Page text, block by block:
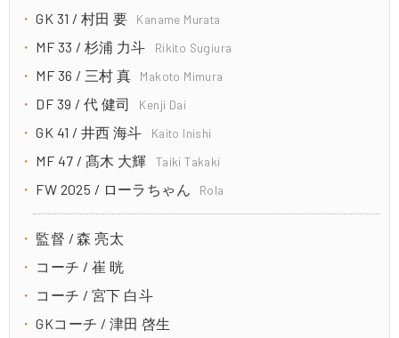
GK 31 / 村田 要 Kaname Murata
MF 33 / 杉浦 力斗 Rikito Sugiura
MF 36 / 三村 真 Makoto Mimura
DF 39 / 代 健司 Kenji Dai
GK 41 / 井西 海斗 Kaito Inishi
MF 47 / 髙木 大輝 Taiki Takaki
FW 2025 / ローラちゃん Rola
監督 / 森 亮太
コーチ / 崔 晄
コーチ / 宮下 白斗
GKコーチ / 津田 啓生